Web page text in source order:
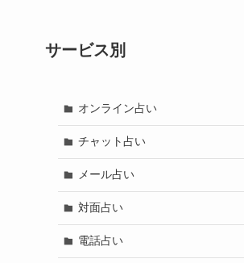
サービス別
オンライン占い
チャット占い
メール占い
対面占い
電話占い